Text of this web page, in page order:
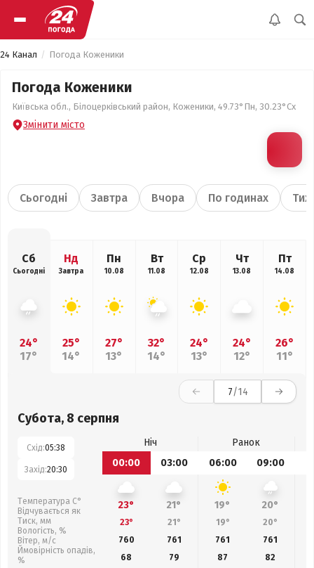
24 Канал Погода Коженики
Погода Коженики
Київська обл., Білоцерківський район, Коженики, 49.73°Пн, 30.23°Сх
Змінити місто
Сьогодні Завтра Вчора По годинах
Сб
Сьогодні
24°
17°
Нд
Завтра
25°
14°
Пн
10.08
27°
13°
Вт
11.08
32°
14°
Ср
12.08
24°
13°
Чт
13.08
24°
12°
Пт
14.08
26°
11°
7/14
Субота, 8 серпня
Схід:05:38
Захід:20:30
Температура С°
Відчувається як
Тиск, мм
Вологість, %
Вітер, м/с
Ймовірність опадів,
%
Ніч
Ранок
00:00
03:00 06:00 09:00
23° 21° 19° 20°
23° 21° 19° 20°
760
761 761 761
68
79 87 82